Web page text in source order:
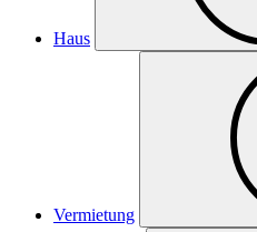
Haus
Vermietung